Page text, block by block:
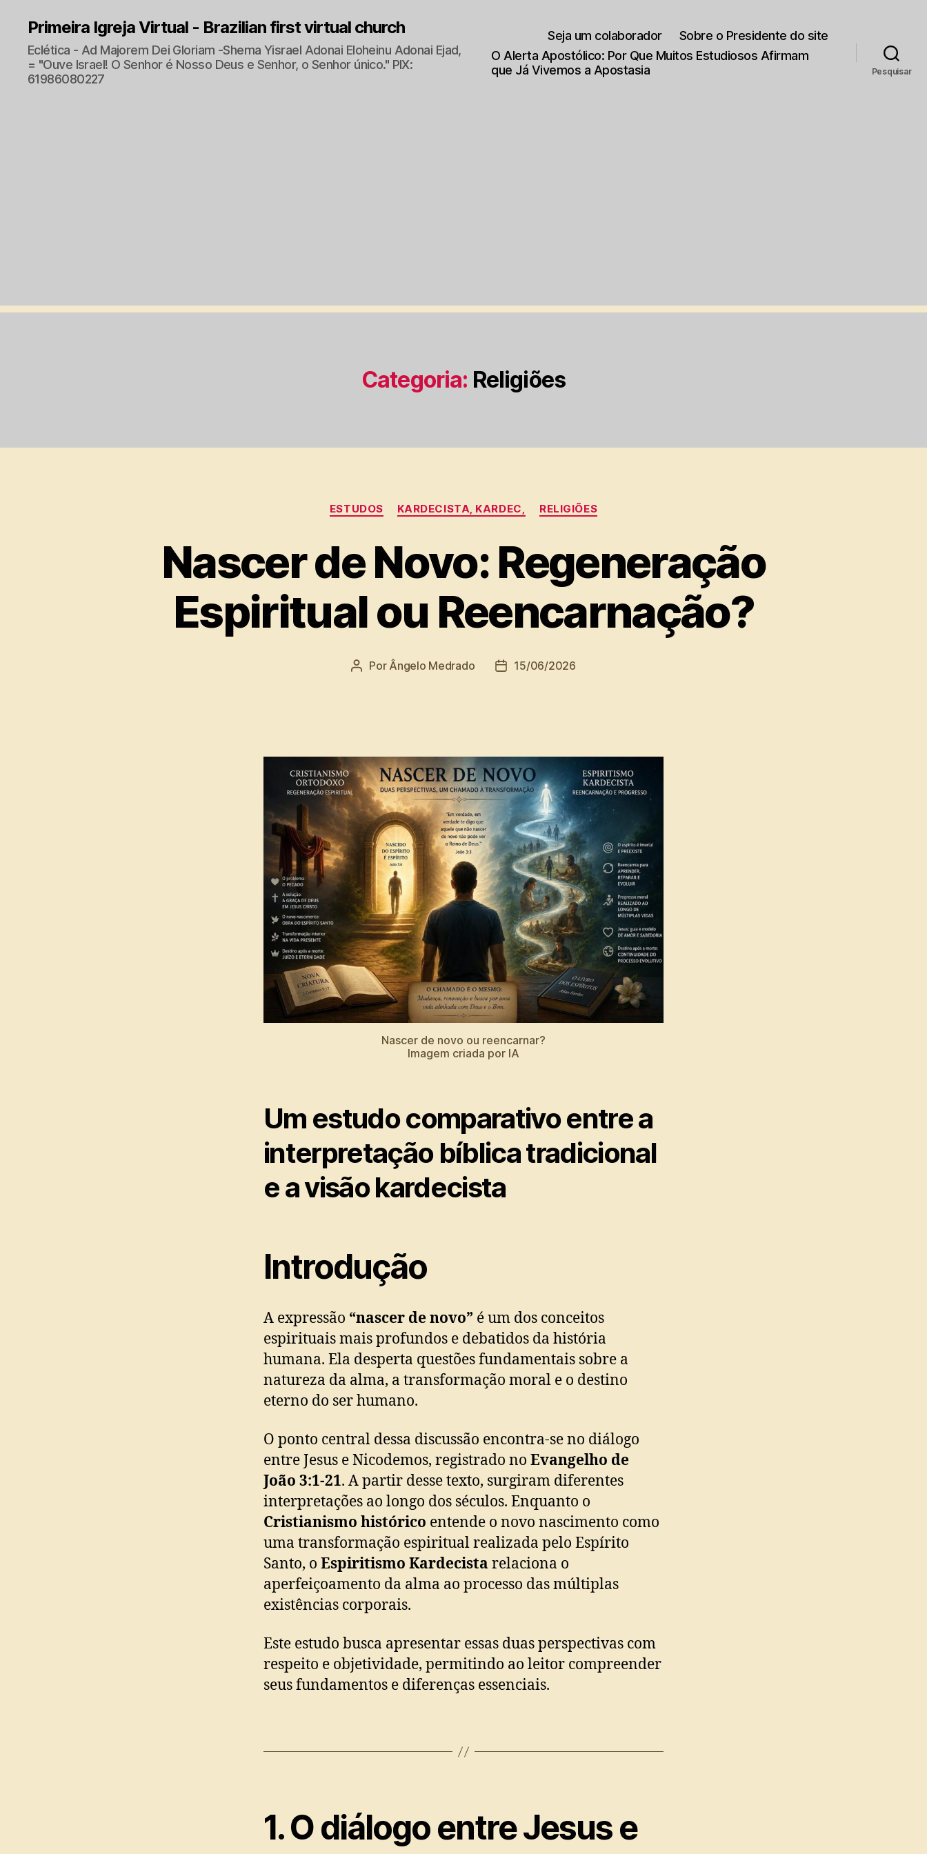
Primeira Igreja Virtual - Brazilian first virtual church
Eclética - Ad Majorem Dei Gloriam -Shema Yisrael Adonai Eloheinu Adonai Ejad,
= "Ouve Israel! O Senhor é Nosso Deus e Senhor, o Senhor único." PIX:
61986080227
Seja um colaborador
Sobre o Presidente do site
O Alerta Apostólico: Por Que Muitos Estudiosos Afirmam
que Já Vivemos a Apostasia
Pesquisar
Categoria: Religiões
Categorias
ESTUDOS KARDECISTA, KARDEC, RELIGIÕES
Nascer de Novo: Regeneração
Espiritual ou Reencarnação?
Autor
Por Ângelo Medrado
Data15/06/2026
Nascer de novo ou reencarnar?
Imagem criada por IA
Um estudo comparativo entre a
interpretação bíblica tradicional
e a visão kardecista
Introdução
A expressão “nascer de novo” é um dos conceitos
espirituais mais profundos e debatidos da história
humana. Ela desperta questões fundamentais sobre a
natureza da alma, a transformação moral e o destino
eterno do ser humano.
O ponto central dessa discussão encontra-se no diálogo
entre Jesus e Nicodemos, registrado no Evangelho de
João 3:1-21. A partir desse texto, surgiram diferentes
interpretações ao longo dos séculos. Enquanto o
Cristianismo histórico entende o novo nascimento como
uma transformação espiritual realizada pelo Espírito
Santo, o Espiritismo Kardecista relaciona o
aperfeiçoamento da alma ao processo das múltiplas
existências corporais.
Este estudo busca apresentar essas duas perspectivas com
respeito e objetividade, permitindo ao leitor compreender
seus fundamentos e diferenças essenciais.
1. O diálogo entre Jesus e